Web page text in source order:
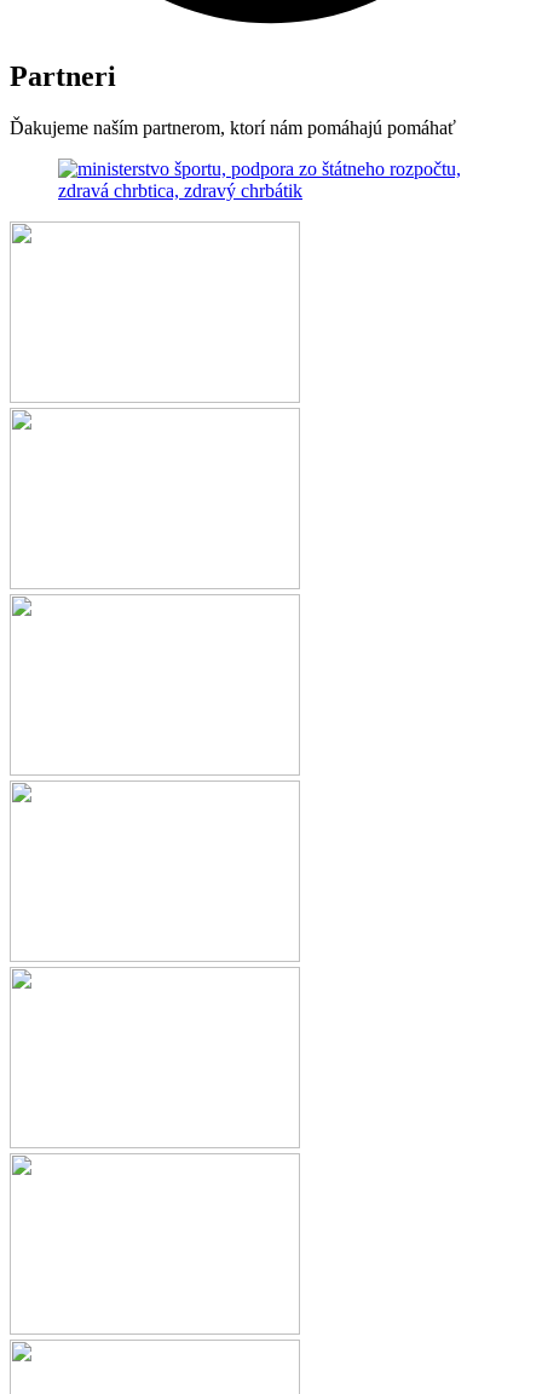
Partneri
Ďakujeme naším partnerom, ktorí nám pomáhajú pomáhať